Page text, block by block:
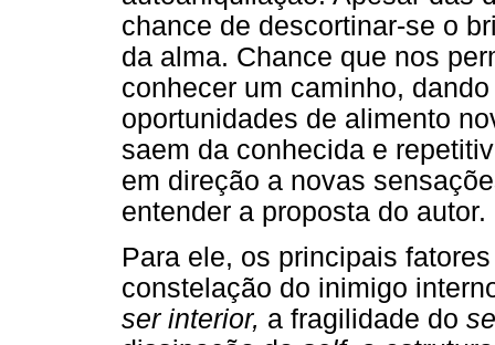
chance de descortinar-se o
da alma. Chance que nos
conhecer um caminho,
oportunidades de alimento
saem da conhecida e
em direção a novas
entender a proposta do autor.
Para ele, os principais
constelação do inimigo
ser interior, a fragilidade do